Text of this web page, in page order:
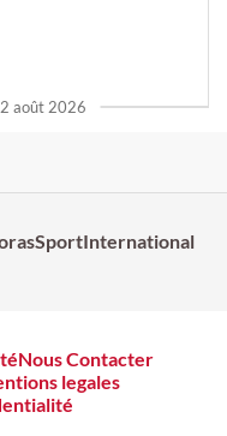
2 août 2026
SportInternational
Nous Contacter
legales